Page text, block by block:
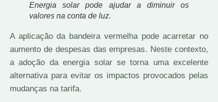
Energia solar pode ajudar a diminuir os
valores na conta de luz.
A aplicação da bandeira vermelha pode acarretar no
aumento de despesas das empresas. Neste contexto,
a adoção da energia solar se torna uma excelente
alternativa para evitar os impactos provocados pelas
mudanças na tarifa.